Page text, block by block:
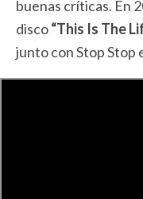
buenas críticas. En
disco“This Is The
junto con Stop Stop